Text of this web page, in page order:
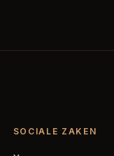
SOCIALE ZAKEN